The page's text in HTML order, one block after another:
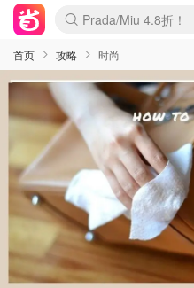
麦卢卡蜂蜜夏促！个
Prada/Miu 4.8折！
啥？必胜客披萨5折！
首页 攻略 时尚